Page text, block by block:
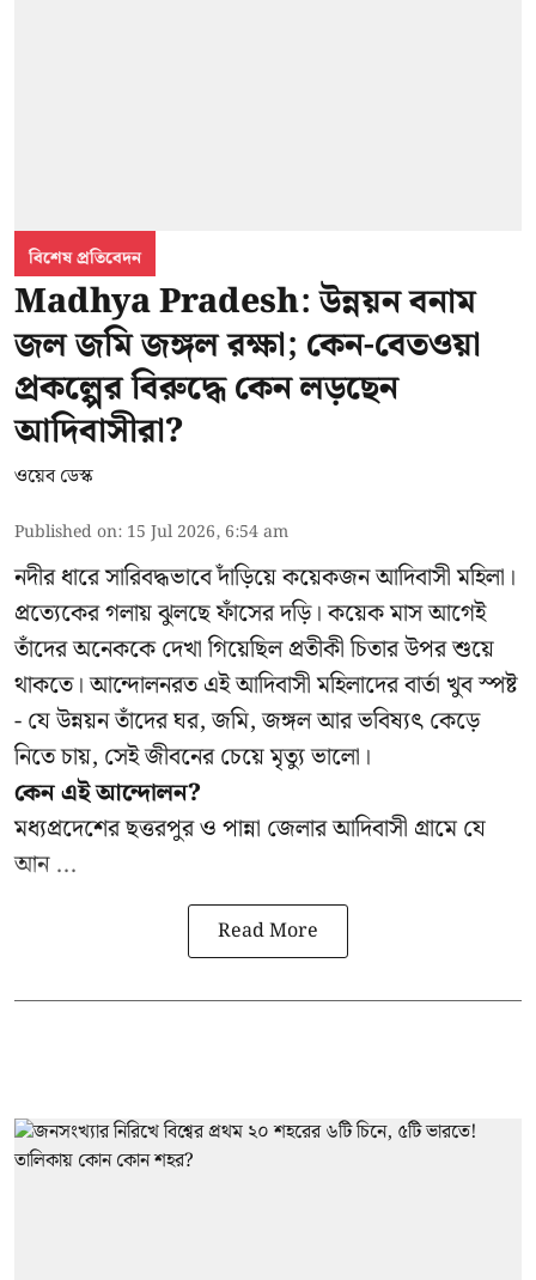
বিশেষ প্রতিবেদন
Madhya Pradesh: উন্নয়ন বনাম
জল জমি জঙ্গল রক্ষা; কেন-বেতওয়া
প্রকল্পের বিরুদ্ধে কেন লড়ছেন
আদিবাসীরা?
ওয়েব ডেস্ক
Published on: 15 Jul 2026, 6:54 am
নদীর ধারে সারিবদ্ধভাবে দাঁড়িয়ে কয়েকজন আদিবাসী মহিলা।
প্রত্যেকের গলায় ঝুলছে ফাঁসের দড়ি। কয়েক মাস আগেই
তাঁদের অনেককে দেখা গিয়েছিল প্রতীকী চিতার উপর শুয়ে
থাকতে। আন্দোলনরত এই আদিবাসী মহিলাদের বার্তা খুব স্পষ্ট
- যে উন্নয়ন তাঁদের ঘর, জমি, জঙ্গল আর ভবিষ্যৎ কেড়ে
নিতে চায়, সেই জীবনের চেয়ে মৃত্যু ভালো।
কেন এই আন্দোলন?
মধ্যপ্রদেশের ছত্তরপুর ও পান্না জেলার আদিবাসী গ্রামে যে
আন ...
Read More